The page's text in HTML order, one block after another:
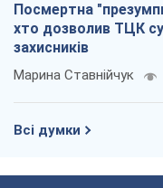
Посмертна
хто дозволив ТЦК
захисників
Марина Ставнійчук
Всі думки